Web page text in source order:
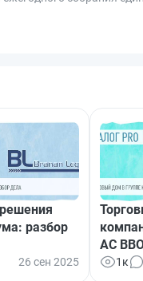
разбор
26 сен 2025
АС
1к